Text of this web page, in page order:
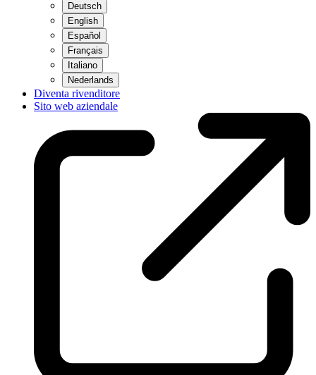
Deutsch
English
Español
Français
Italiano
Nederlands
Diventa rivenditore
Sito web aziendale